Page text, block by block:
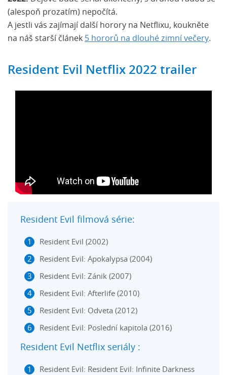
(alespoň prozatím) nepočítá.
A jestli vás zajímají další horory na Netflixu, koukněte
na náš starší článek 5 hororů na dlouhé zimní večery.
Resident Evil Netflix 2022 trailer
Resident Evil filmová série:
Resident Evil (2002)
Resident Evil: Apokalypsa (2004)
Resident Evil: Zánik (2007)
Resident Evil: Afterlife (2010)
Resident Evil: Odveta (2012)
Resident Evil: Poslední kapitola (2016)
Resident Evil Netflix seriály :
Resident Evil: Resident Evil: Infinite Darkness